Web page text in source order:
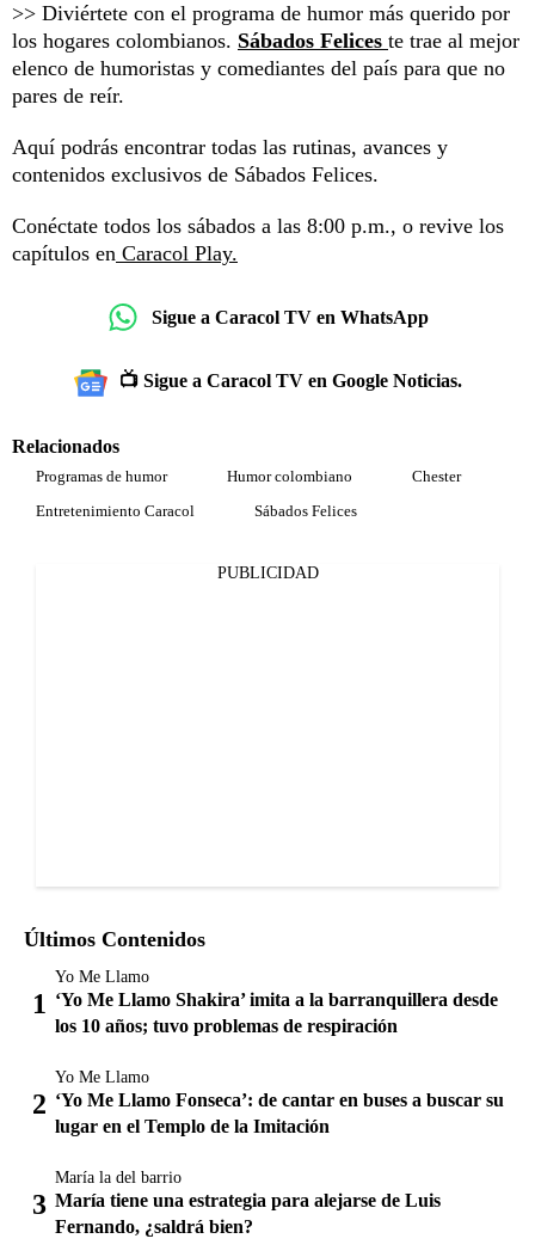
>> Diviértete con el programa de humor más querido por
los hogares colombianos. Sábados Felices te trae al mejor
elenco de humoristas y comediantes del país para que no
pares de reír.
Aquí podrás encontrar todas las rutinas, avances y
contenidos exclusivos de Sábados Felices.
Conéctate todos los sábados a las 8:00 p.m., o revive los
capítulos en Caracol Play.
Sigue a Caracol TV en WhatsApp
📺 Sigue a Caracol TV en Google Noticias.
Relacionados
Programas de humor Humor colombiano
Chester
Entretenimiento Caracol
Sábados Felices
PUBLICIDAD
Últimos Contenidos
Yo Me Llamo
‘Yo Me Llamo Shakira’ imita a la barranquillera desde
los 10 años; tuvo problemas de respiración
Yo Me Llamo
‘Yo Me Llamo Fonseca’: de cantar en buses a buscar su
lugar en el Templo de la Imitación
María la del barrio
María tiene una estrategia para alejarse de Luis
Fernando, ¿saldrá bien?